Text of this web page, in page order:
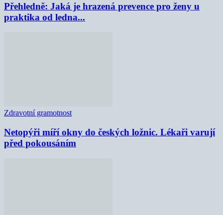
Přehledně: Jaká je hrazená prevence pro ženy u
praktika od ledna...
Zdravotní gramotnost
Netopýři míří okny do českých ložnic. Lékaři varují
před pokousáním